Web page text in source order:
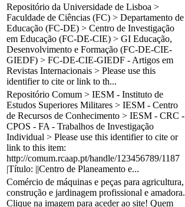
Repositório da Universidade de Lisboa >
Faculdade de Ciências (FC) > Departamento de
Educação (FC-DE) > Centro de Investigação
em Educação (FC-DE-CIE) > GI Educação,
Desenvolvimento e Formação (FC-DE-CIE-
GIEDF) > FC-DE-CIE-GIEDF - Artigos em
Revistas Internacionais > Please use this
identifier to cite or link to th...
Repositório Comum > IESM - Instituto de
Estudos Superiores Militares > IESM - Centro
de Recursos de Conhecimento > IESM - CRC -
CPOS - FA - Trabalhos de Investigação
Individual > Please use this identifier to cite or
link to this item:
http://comum.rcaap.pt/handle/123456789/1187
|Título: ||Centro de Planeamento e...
Comércio de máquinas e peças para agricultura,
construção e jardinagem profissional e amadora.
Clique na imagem para aceder ao site! Quem